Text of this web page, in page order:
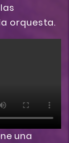
orquesta.
una